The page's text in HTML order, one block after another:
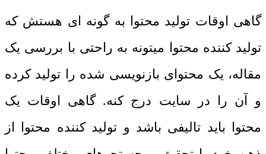
گاهی اوقات تولید محتوا به گونه ای هستش که
تولید کننده محتوا میتونه به راحتی با بررسی یک
مقاله، یک محتوای بازنویسی شده را تولید کرده
و آن را در سایت درج کنه. گاهی اوقات یک
محتوا باید تالیفی باشد و تولید کننده محتوا از